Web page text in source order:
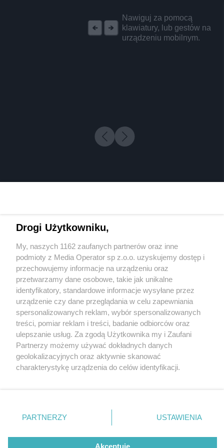
Nawiguj za pomocą
klawiatury, lub gestów na
urządzeniu mobilnym.
2 / 0
Wydawca mediów lokalnych
Nie zapomnij
zapoznać się z:
polityką prywatności regulamin korzystania z portali
Twojemiasto
Piekary Śląskie
Chorzów
Tarnowskie Góry
Gliwice
Skontakuj sięz nami
Kontakt
Wydawca
Redakcja
Drogi Użytkowniku,
My, naszych 1162 zaufanych partnerów oraz inne
podmioty z Media Operator sp z.o.o. uzyskujemy dostęp i
przechowujemy informacje na urządzeniu oraz
przetwarzamy dane osobowe, takie jak unikalne
identyfikatory, standardowe informacje wysyłane przez
urządzenie czy dane przeglądania w celu zapewniania
spersonalizowanych reklam, wybór spersonalizowanych
treści, pomiar reklam i treści, badanie odbiorców oraz
ulepszanie usług. Za zgodą Użytkownika my i Zaufani
Partnerzy możemy używać dokładnych danych
geolokalizacyjnych oraz aktywnie skanować
charakterystykę urządzenia do celów identyfikacji.
zmienić/wycofać klikając przycisk ustawień prywatności
znajdujący się w lewym dolnym rogu strony
rodzaje przetwarzania danych nie wymagają zgody
użytkownika, ale masz prawo sprzeciwić się takiemu
PARTNERZY USTAWIENIA
Akceptuję